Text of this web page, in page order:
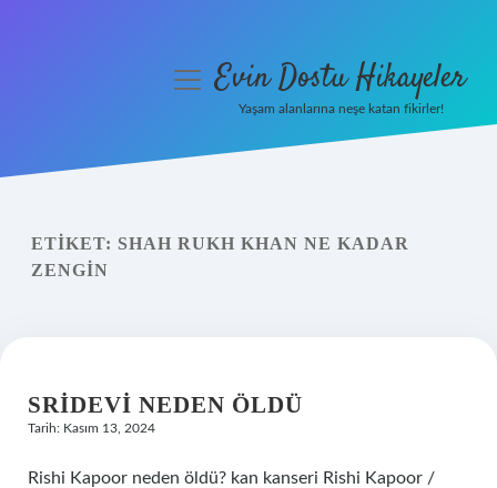
Yasal Uyarı
menüyüEvin Dostu Hikayeler
Yaşam alanlarına neşe katan fikirler!
ETIKET: SHAH RUKH KHAN NE KADAR
ZENGIN
SRIDEVI NEDEN ÖLDÜ
Tarih: Kasım 13, 2024
Rishi Kapoor neden öldü? kan kanseri Rishi Kapoor /